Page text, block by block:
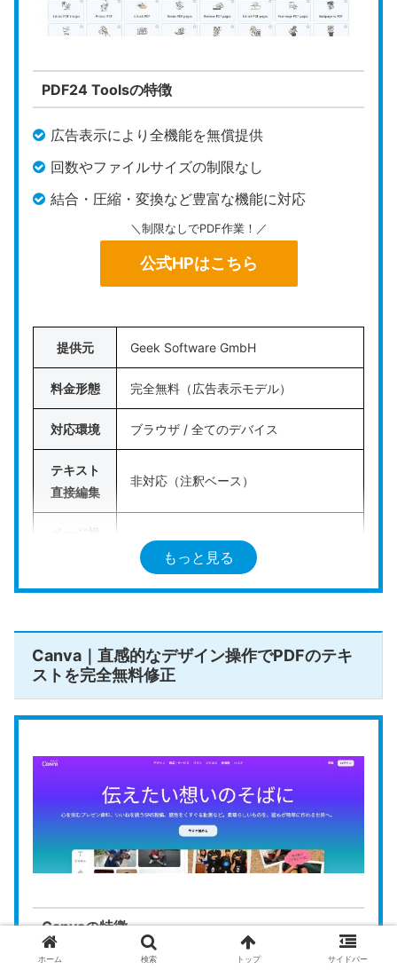
ローカル
動作
非対応
公式HP https://smallpdf.com/jp
Smallpdfは、その美しいデザインと直感的な操作性
で、幅広い層のユーザーに支持されている定番のオ
このツールは、ドラッグ＆ドロップを中心とした滑
な文字追記などの作業がストレスなく実行可能で
ただし、無料版のまま使用する場合は「1日最大2タ
スクまで」という非常に厳しい回数制限が適用され
ます。連続した処理を行うとすぐに使用制限に達し
ロックがかかるため、実質的には有料プランへの移
行が前提と考えた方がよいでしょう。
日々の作業ボリュームが非常に少なく、美しいイン
ターフェースでたまに結合や変換を行う程度の方に
おすすめです。
公式HPはこちら
PDF24 Toolsの特徴
広告表示により全機能を無償提供
回数やファイルサイズの制限なし
結合・圧縮・変換など豊富な機能に対応
＼制限なしでPDF作業！／
公式HPはこちら
提供元 Geek Software GmbH
料金形態 完全無料（広告表示モデル）
対応環境 ブラウザ / 全てのデバイス
テキスト
直接編集
非対応（注釈ベース）
対応
（ウォー
ターマー
なし
量制限
なし（原則無制限）
ローカル
非対応
公式HP https://tools.pdf24.org/en/
PDF24 Toolsは、ドイツのGeek Software GmbH
がオンラインで運営する、原則回数制限のない完全
もっと見る
Canva｜直感的なデザイン操作でPDFのテキ
ストを完全無料修正
Canvaの特徴
ホーム 検索 トップ サイドバー